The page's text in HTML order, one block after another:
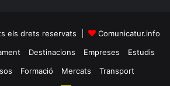
els drets reservats |
Comunicatur.info
Destinacions Empreses
Estudis
Formació Mercats
Transport